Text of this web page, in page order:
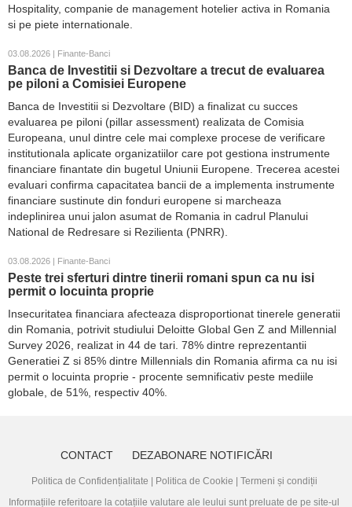
Hospitality, companie de management hotelier activa in Romania
si pe piete internationale.
03.08.2026 | Finante-Banci
Banca de Investitii si Dezvoltare a trecut de evaluarea
pe piloni a Comisiei Europene
Banca de Investitii si Dezvoltare (BID) a finalizat cu succes
evaluarea pe piloni (pillar assessment) realizata de Comisia
Europeana, unul dintre cele mai complexe procese de verificare
institutionala aplicate organizatiilor care pot gestiona instrumente
financiare finantate din bugetul Uniunii Europene. Trecerea acestei
evaluari confirma capacitatea bancii de a implementa instrumente
financiare sustinute din fonduri europene si marcheaza
indeplinirea unui jalon asumat de Romania in cadrul Planului
National de Redresare si Rezilienta (PNRR).
03.08.2026 | Finante-Banci
Peste trei sferturi dintre tinerii romani spun ca nu isi
permit o locuinta proprie
Insecuritatea financiara afecteaza disproportionat tinerele generatii
din Romania, potrivit studiului Deloitte Global Gen Z and Millennial
Survey 2026, realizat in 44 de tari. 78% dintre reprezentantii
Generatiei Z si 85% dintre Millennials din Romania afirma ca nu isi
permit o locuinta proprie - procente semnificativ peste mediile
globale, de 51%, respectiv 40%.
CONTACT DEZABONARE NOTIFICĂRI
Politica de Confidențialitate Politica de Cookie
Termeni și condiții
Informațiile referitoare la cotațiile valutare ale leului sunt preluate de pe site-ul